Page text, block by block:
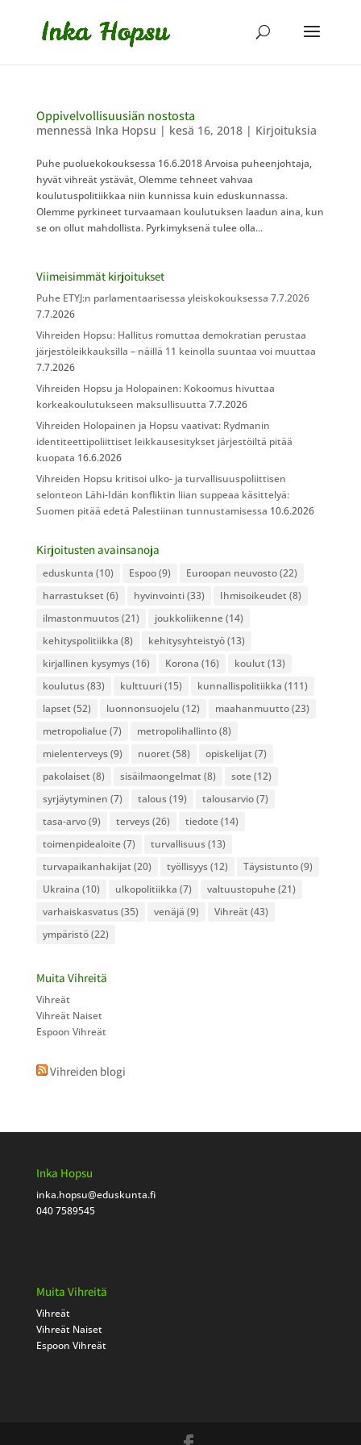
Oppivelvollisuusiän nostosta
mennessä Inka Hopsu | kesä 16, 2018| Kirjoituksia
Puhe puoluekokouksessa 16.6.2018 Arvoisa puheenjohtaja,
hyvät vihreät ystävät, Olemme tehneet vahvaa
koulutuspolitiikkaa niin kunnissa kuin eduskunnassa.
Olemme pyrkineet turvaamaan koulutuksen laadun aina, kun
se on ollut mahdollista. Pyrkimyksenä tulee olla...
Viimeisimmät kirjoitukset
Puhe ETYJ:n parlamentaarisessa yleiskokouksessa 7.7.2026
7.7.2026
Vihreiden Hopsu: Hallitus romuttaa demokratian perustaa
järjestöleikkauksilla – näillä 11 keinolla suuntaa voi muuttaa
7.7.2026
Vihreiden Hopsu ja Holopainen: Kokoomus hivuttaa
korkeakoulutukseen maksullisuutta 7.7.2026
Vihreiden Holopainen ja Hopsu vaativat: Rydmanin
identiteettipoliittiset leikkausesitykset järjestöiltä pitää
kuopata 16.6.2026
Vihreiden Hopsu kritisoi ulko- ja turvallisuuspoliittisen
selonteon Lähi-Idän konfliktin liian suppeaa käsittelyä:
Suomen pitää edetä Palestiinan tunnustamisessa 10.6.2026
Kirjoitusten avainsanoja
eduskunta (10) Espoo(9) Euroopan neuvosto(22)
harrastukset (6) hyvinvointi(33) Ihmisoikeudet (8)
ilmastonmuutos(21) joukkoliikenne(14)
kehityspolitiikka (8) kehitysyhteistyö(13)
kirjallinen kysymys(16) Korona (16) koulut (13)
koulutus(83) kulttuuri(15) kunnallispolitiikka (111)
lapset (52) luonnonsuojelu (12) maahanmuutto(23)
metropolialue(7) metropolihallinto(8)
mielenterveys(9) nuoret (58) opiskelijat (7)
pakolaiset (8) sisäilmaongelmat (8) sote(12)
syrjäytyminen (7) talous(19) talousarvio(7)
tasa-arvo(9) terveys(26) tiedote(14)
toimenpidealoite(7) turvallisuus(13)
turvapaikanhakijat (20) työllisyys(12) Täysistunto(9)
Ukraina (10) ulkopolitiikka (7) valtuustopuhe(21)
varhaiskasvatus(35) venäjä (9) Vihreät (43)
ympäristö(22)
Muita Vihreitä
Vihreät
Vihreät Naiset
Espoon Vihreät
Vihreiden blogi
Inka Hopsu
inka.hopsu@eduskunta.fi
040 7589545
Muita Vihreitä
Vihreät
Vihreät Naiset
Espoon Vihreät